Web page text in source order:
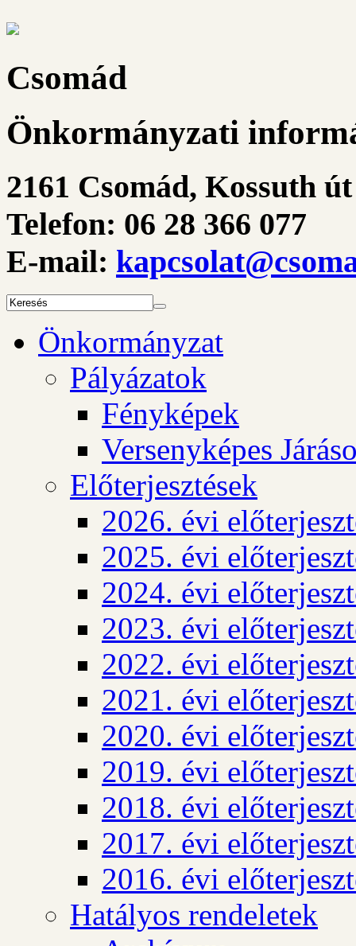
Csomád
Önkormányzati
2161 Csomád, Kossuth
Telefon: 06 28 366 077
E-mail:
Önkormányzat
Pályázatok
Fényképek
Versenyképes
Előterjesztések
2026. évi
2025. évi
2024. évi
2023. évi
2022. évi
2021. évi
2020. évi
2019. évi
2018. évi
2017. évi
2016. évi
Hatályos rendeletek